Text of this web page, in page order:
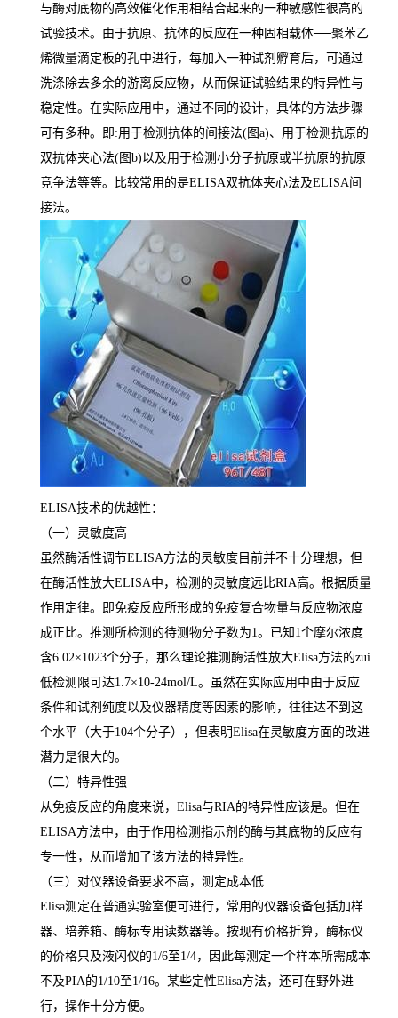
与酶对底物的高效催化作用相结合起来的一种敏感性很高的
试验技术。由于抗原、抗体的反应在一种固相载体──聚苯乙
烯微量滴定板的孔中进行，每加入一种试剂孵育后，可通过
洗涤除去多余的游离反应物，从而保证试验结果的特异性与
稳定性。在实际应用中，通过不同的设计，具体的方法步骤
可有多种。即:用于检测抗体的间接法(图a)、用于检测抗原的
双抗体夹心法(图b)以及用于检测小分子抗原或半抗原的抗原
竞争法等等。比较常用的是ELISA双抗体夹心法及ELISA间
接法。
ELISA技术的优越性：
（一）灵敏度高
虽然酶活性调节ELISA方法的灵敏度目前并不十分理想，但
在酶活性放大ELISA中，检测的灵敏度远比RIA高。根据质量
作用定律。即免疫反应所形成的免疫复合物量与反应物浓度
成正比。推测所检测的待测物分子数为1 。已知 1 个摩尔浓度
含6.02×1023个分子，那么理论推测酶活性放大Elisa方法的zui
低检测限可达1.7×10-24mol/L。虽然在实际应用中由于反应
条件和试剂纯度以及仪器精度等因素的影响，往往达不到这
个水平（大于104个分子），但表明Elisa在灵敏度方面的改进
潜力是很大的。
（二）特异性强
从免疫反应的角度来说， Elisa与RIA的特异性应该是。但在
ELISA方法中，由于作用检测指示剂的酶与其底物的反应有
专一性，从而增加了该方法的特异性。
（三）对仪器设备要求不高，测定成本低
Elisa测定在普通实验室便可进行，常用的仪器设备包括加样
器、培养箱、酶标专用读数器等。按现有价格折算，酶标仪
的价格只及液闪仪的1/6至1/4，因此每测定一个样本所需成本
不及PIA的1/10至1/16。某些定性Elisa方法，还可在野外进
行，操作十分方便。